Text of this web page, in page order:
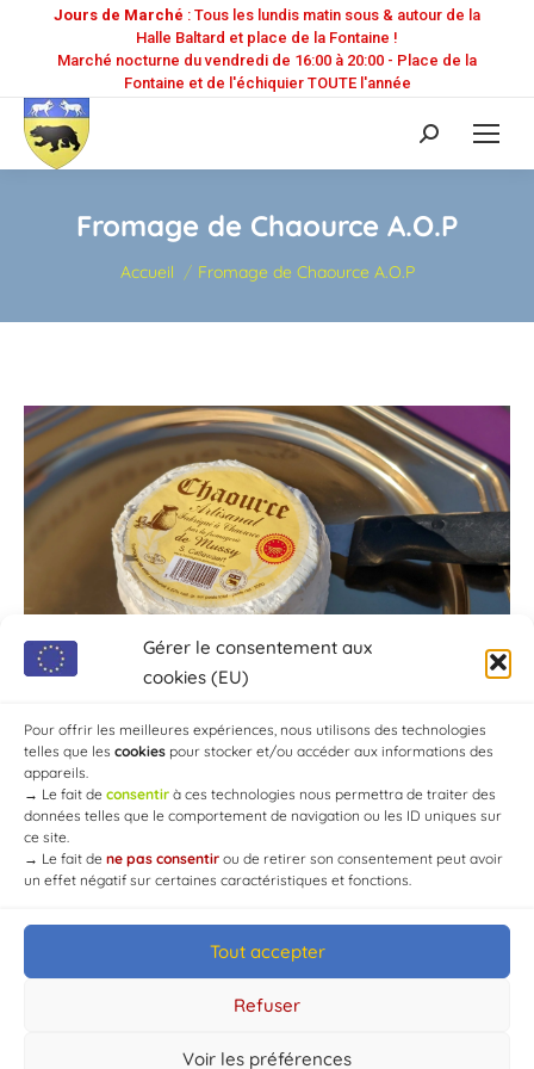
Gérer le consentement aux
cookies (EU)
Pour offrir les meilleures expériences, nous utilisons des technologies
telles que les cookies pour stocker et/ou accéder aux informations des
appareils.
→ Le fait de consentir à ces technologies nous permettra de traiter des
données telles que le comportement de navigation ou les ID uniques sur
ce site.
→ Le fait de ne pas consentir ou de retirer son consentement peut avoir
un effet négatif sur certaines caractéristiques et fonctions.
Tout accepter
Refuser
Voir les préférences
Jours de Marché : Tous les lundis matin sous & autour de la
Halle Baltard et place de la Fontaine !
Marché nocturne du vendredi de 16:00 à 20:00 - Place de la
Fontaine et de l'échiquier TOUTE l'année
Recherche
:
Fromage de Chaource A.O.P
Vous êtes ici :
Accueil Fromage de Chaource A.O.P
© Mairie de Chaource [2004-2024] | Tous droits réservés.
Developed byWEB3-DESIGN